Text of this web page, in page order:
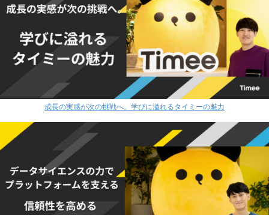
成長の実感が次の挑戦へ。学びに溢れるタイミーの魅力